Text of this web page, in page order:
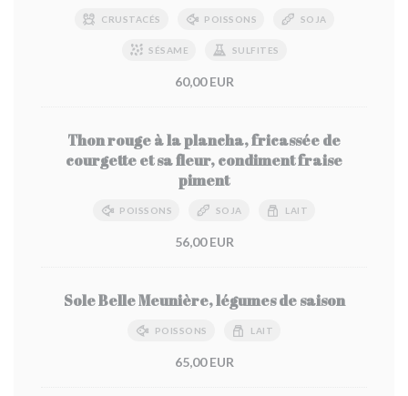
CRUSTACÉS POISSONS SOJA
SÉSAME SULFITES
60,00 EUR
Thon rouge à la plancha, fricassée de
courgette et sa fleur, condiment fraise
piment
POISSONS SOJA LAIT
56,00 EUR
Sole Belle Meunière, légumes de saison
POISSONS LAIT
65,00 EUR